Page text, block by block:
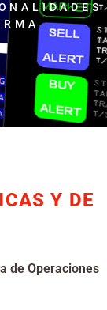
Y DE
de Operaciones